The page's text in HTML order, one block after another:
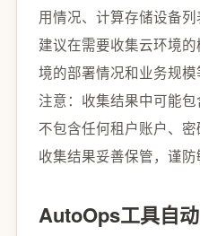
用情况、计算存储设备列
建议在需要收集云环境
境的部署情况和业务规模
注意：收集结果中可能
不包含任何租户账户、
收集结果妥善保管，谨防
AutoOps工具自